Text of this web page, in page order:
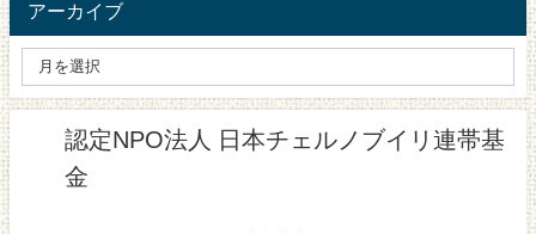
アーカイブ
認定NPO法人 日本チェルノブイリ連帯基
金